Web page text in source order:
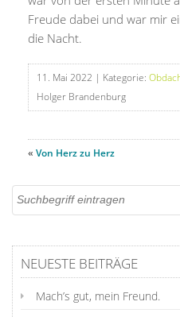
Freude dabei und war mir
die Nacht.
11. Mai 2022 | Kategorie:
Holger Brandenburg
« Von Herz zu Herz
NEUESTE BEITRÄGE
Mach’s gut, mein Freund.